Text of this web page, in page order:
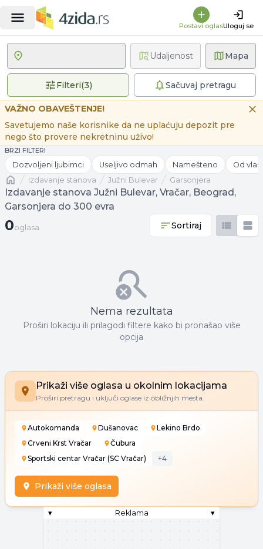
Postavi oglasUloguj se
Mapa
Filteri(3)3 primenjena filteraSačuvaj pretragu
Udaljenost
VAŽNO OBAVEŠTENJE!
Savetujemo naše korisnike da ne uplaćuju depozit pre
nego što provere nekretninu uživo!
BRZI FILTERI
Dozvoljeni ljubimci Useljivo odmah Namešteno Od
Naslovnaizdavanje stanova Južni Bulevar Garsonjera
Izdavanje stanova Južni Bulevar, Vračar, Beograd,
Garsonjera do 300 evra
0 oglasa
0oglasa Sortiraj
Nema rezultata
Proširi lokaciju ili prilagodi filtere kako bi pronašao više
opcija
Prikaži više oglasa u okolnim lokacijama
Proširi pretragu i uključi oglase iz obližnjih mesta.
Autokomanda Dušanovac
Lekino Brdo
Crveni Krst Vračar
Čubura
Sportski centar Vračar (SC Vračar)
+4
Prikaži više oglasa
▾ Reklama ▾